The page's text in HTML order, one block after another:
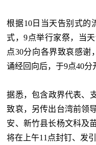
根据10日当天告别式的
式，9点举行家祭，当
点30分向各界致哀感谢
诵经回向后，于9点40分
据悉，包含政界代表、
致哀，另传出台湾前领
安、新竹县长杨文科及
将在上午11点封钉、发